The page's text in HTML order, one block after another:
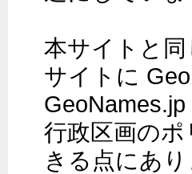
本サイトと
サイトに
行政区画の
きる点にあ